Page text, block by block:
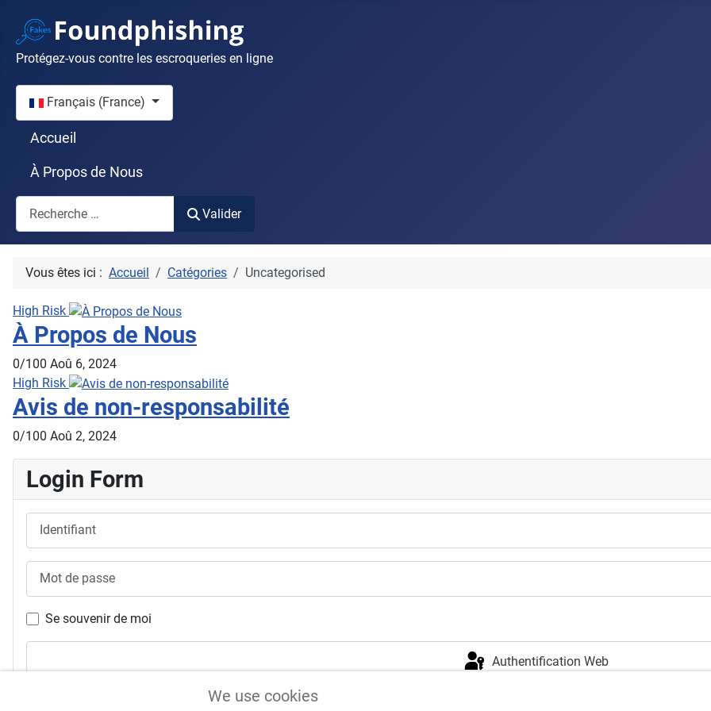
Protégez-vous contre les escroqueries en ligne
Sélectionnez votre langue
Français (France)
Accueil
À Propos de Nous
Valider
Valider
Vous êtes ici : Accueil Catégories Uncategorised
High Risk
À Propos de Nous
0/100 Aoû 6, 2024
High Risk
Avis de non-responsabilité
0/100 Aoû 2, 2024
Login Form
Mot de passe
Se souvenir de moi
Authentification Web
We use cookies